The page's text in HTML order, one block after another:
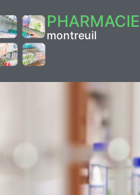
montreuil